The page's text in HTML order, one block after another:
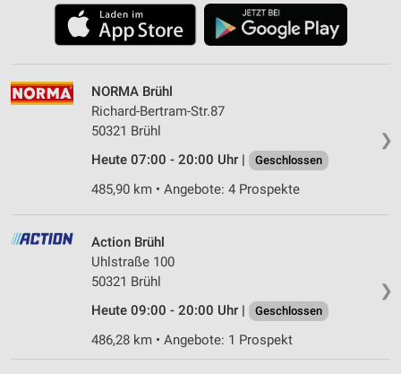
❯
NORMA Brühl
Richard-Bertram-Str.87
50321 Brühl
Heute 07:00 - 20:00 Uhr |
Geschlossen
485,90 km • Angebote: 4 Prospekte
❯
Action Brühl
Uhlstraße 100
50321 Brühl
Heute 09:00 - 20:00 Uhr |
Geschlossen
486,28 km • Angebote: 1 Prospekt